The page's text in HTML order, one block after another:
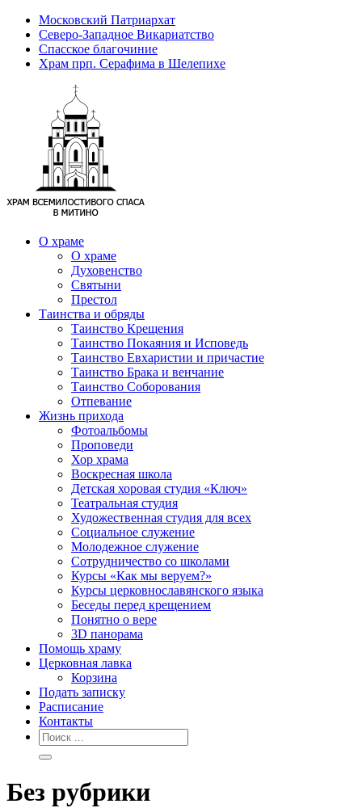
Московский Патриархат
Северо-Западное Викариатство
Спасское благочиние
Храм прп. Серафима в Шелепихе
О храме
О храме
Духовенство
Святыни
Престол
Таинства и обряды
Таинство Крещения
Таинство Покаяния и Исповедь
Таинство Евхаристии и причастие
Таинство Брака и венчание
Таинство Соборования
Отпевание
Жизнь прихода
Фотоальбомы
Проповеди
Хор храма
Воскресная школа
Детская хоровая студия «Ключ»
Театральная студия
Х​удожественная студия для всех
Социальное служение
Молодежное служение
Сотрудничество со школами
Курсы «Как мы веруем?»
Курсы церковнославянского языка
Беседы перед крещением
Понятно о вере
3D панорама
Помощь храму
Церковная лавка
Корзина
Подать записку
Расписание
Контакты
Без рубрики